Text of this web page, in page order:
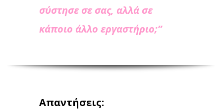
σύστησε σε σας, αλλά σε
κάποιο άλλο εργαστήριο;”
Απαντήσεις: